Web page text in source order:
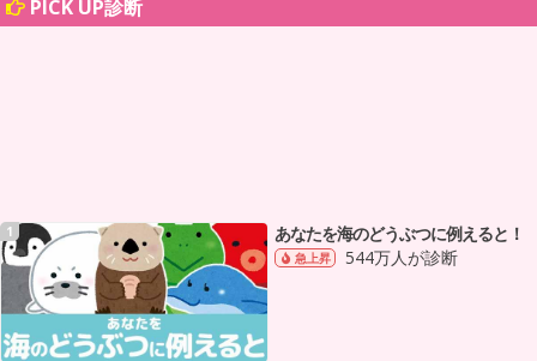
PICK UP診断
1 あなたを海のどうぶつに例えると！
急上昇 544万人が診断